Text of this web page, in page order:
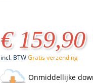
€
incl. BTWGratis verzending
Onmiddellijke